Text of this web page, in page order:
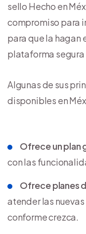
sello Hecho en
compromiso para
para que la hagan
plataforma
Algunas de sus
disponibles en
Ofrece un plan
con las
Ofrece planes
atender las
conforme crezca.